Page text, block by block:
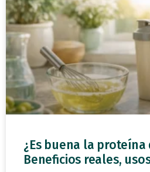
¿Es buena la proteína
Beneficios reales,